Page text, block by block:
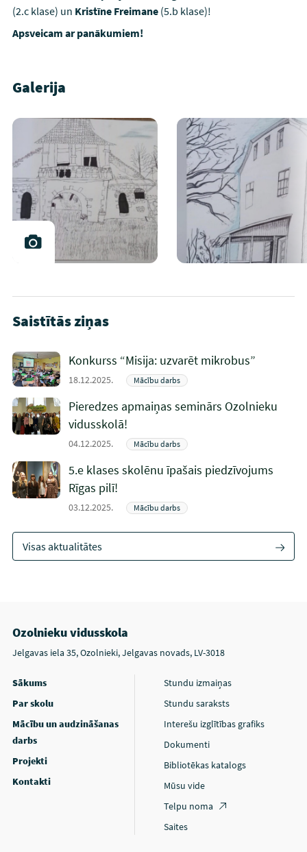
(2.c klase) un Kristīne Freimane(5.b klase)!
Apsveicam ar panākumiem!
Galerija
Saistītās ziņas
Konkurss “Misija: uzvarēt mikrobus”
18.12.2025. Mācību darbs
Pieredzes apmaiņas seminārs Ozolnieku
vidusskolā!
04.12.2025. Mācību darbs
5.e klases skolēnu īpašais piedzīvojums
Rīgas pilī!
03.12.2025. Mācību darbs
Visas aktualitātes
Ozolnieku vidusskola
Jelgavas iela 35, Ozolnieki, Jelgavas novads, LV-3018
Sākums
Par skolu
Mācību un audzināšanas
darbs
Projekti
Kontakti
Stundu izmaiņas
Stundu saraksts
Interešu izglītības grafiks
Dokumenti
Bibliotēkas katalogs
Mūsu vide
Telpu noma
Saites